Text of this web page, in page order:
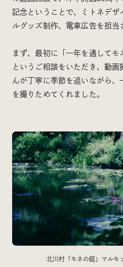
記念ということで、ミトネデザ
ルグッズ制作、電車広告を担当
まず、最初に「一年を通してモ
というご相談をいただき、動画
んが丁寧に季節を追いながら
を撮りためてくれました。
北川村「モネの庭」マルモ